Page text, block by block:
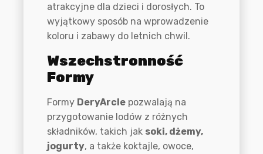
atrakcyjne dla dzieci i dorosłych. To
wyjątkowy sposób na wprowadzenie
koloru i zabawy do letnich chwil.
Wszechstronność
Formy
Formy DeryArcle pozwalają na
przygotowanie lodów z różnych
składników, takich jak soki, dżemy,
jogurty, a także koktajle, owoce,